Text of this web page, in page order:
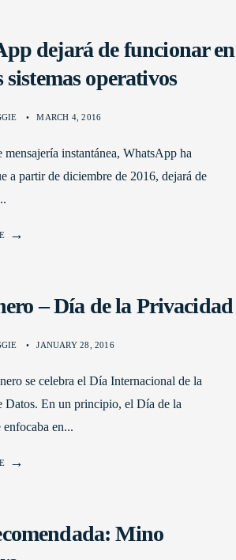
dejará de funcionar en
sistemas operativos
• MARCH 4, 2016
instantánea, WhatsApp ha
a partir de diciembre de 2016, dejará de
→
– Día de la Privacidad
• JANUARY 28, 2016
se celebra el Día Internacional de la
Datos. En un principio, el Día de la
en...
→
Mino